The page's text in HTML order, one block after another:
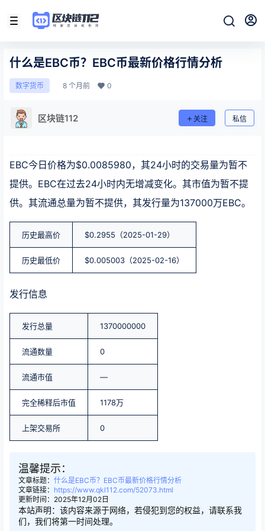
什么是EBC币？EBC币最新价格行情分析
数字货币 8 个月前 0
区块链112 关注 私信
EBC今日价格为$0.0085980，其24小时的交易量为暂不
提供。EBC在过去24小时内无增减变化。其市值为暂不提
供。其流通总量为暂不提供，其发行量为137000万EBC。
历史最高价 $0.2955（2025-01-29）
历史最低价 $0.005003（2025-02-16）
发行信息
发行总量 1370000000
流通数量 0
流通市值 —
完全稀释后市值 1178万
上架交易所 0
温馨提示：
文章标题： 什么是EBC币？EBC币最新价格行情分析
文章链接： https://www.qkl112.com/52073.html
更新时间：2025年12月02日
本站声明：该内容来源于网络，若侵犯到您的权益，请联系我
们，我们将第一时间处理。